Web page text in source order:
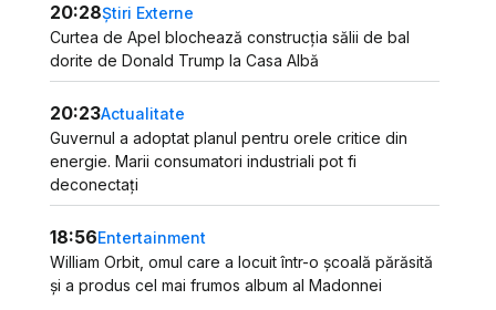
20:28Știri Externe
Curtea de Apel blochează construcția sălii de bal
dorite de Donald Trump la Casa Albă
20:23Actualitate
Guvernul a adoptat planul pentru orele critice din
energie. Marii consumatori industriali pot fi
deconectați
18:56Entertainment
William Orbit, omul care a locuit într-o școală părăsită
și a produs cel mai frumos album al Madonnei